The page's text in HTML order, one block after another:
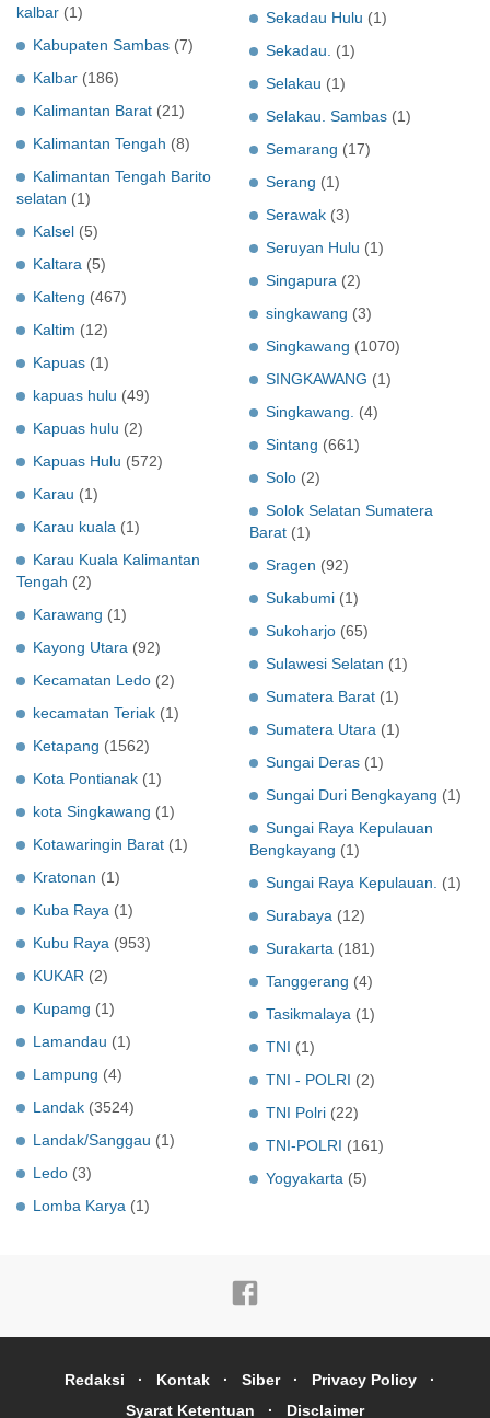
kalbar (1)
Kabupaten Sambas (7)
Kalbar (186)
Kalimantan Barat (21)
Kalimantan Tengah (8)
Kalimantan Tengah Barito
selatan (1)
Kalsel (5)
Kaltara (5)
Kalteng (467)
Kaltim (12)
Kapuas (1)
kapuas hulu (49)
Kapuas hulu (2)
Kapuas Hulu (572)
Karau (1)
Karau kuala (1)
Karau Kuala Kalimantan
Tengah (2)
Karawang (1)
Kayong Utara (92)
Kecamatan Ledo (2)
kecamatan Teriak (1)
Ketapang (1562)
Kota Pontianak (1)
kota Singkawang (1)
Kotawaringin Barat (1)
Kratonan (1)
Kuba Raya (1)
Kubu Raya (953)
KUKAR (2)
Kupamg (1)
Lamandau (1)
Lampung (4)
Landak (3524)
Landak/Sanggau (1)
Ledo (3)
Lomba Karya (1)
Sekadau Hulu (1)
Sekadau.
(1)
Selakau (1)
Selakau. Sambas (1)
Semarang (17)
Serang (1)
Serawak (3)
Seruyan Hulu (1)
Singapura (2)
singkawang (3)
Singkawang (1070)
SINGKAWANG (1)
Singkawang.
(4)
Sintang (661)
Solo (2)
Solok Selatan Sumatera
Barat (1)
Sragen (92)
Sukabumi (1)
Sukoharjo (65)
Sulawesi Selatan (1)
Sumatera Barat (1)
Sumatera Utara (1)
Sungai Deras (1)
Sungai Duri Bengkayang (1)
Sungai Raya Kepulauan
Bengkayang (1)
Sungai Raya Kepulauan.
(1)
Surabaya (12)
Surakarta (181)
Tanggerang (4)
Tasikmalaya (1)
TNI (1)
TNI - POLRI (2)
TNI Polri (22)
TNI-POLRI (161)
Yogyakarta (5)
Redaksi Kontak Siber
Privacy Policy
Syarat Ketentuan
Disclaimer